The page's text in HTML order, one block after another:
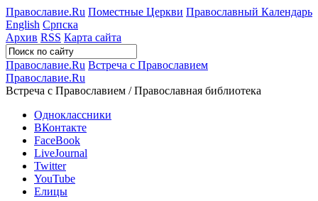
Православие.Ru Поместные Церкви Православный Календарь
English Српска
Архив RSS Карта сайта
Православие.Ru Встреча с Православием
Православие.Ru
Встреча с Православием / Православная библиотека
Одноклассники
ВКонтакте
FaceBook
LiveJournal
Twitter
YouTube
Елицы